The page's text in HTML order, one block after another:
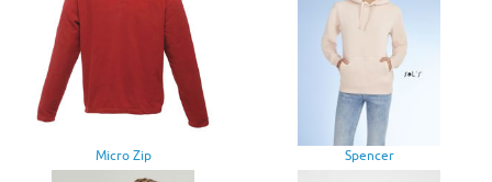
Micro Zip Spencer